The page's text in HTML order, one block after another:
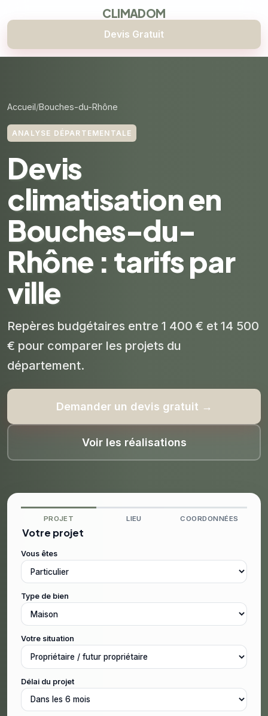
CLIMADOM
Devis Gratuit
Accueil Bouches-du-Rhône
ANALYSE DÉPARTEMENTALE
Devis
climatisation en
Bouches-du-
Rhône : tarifs par
ville
Repères budgétaires entre 1 400 € et 14 500
€ pour comparer les projets du
département.
Demander un devis gratuit →
Voir les réalisations
PROJET LIEU COORDONNÉES
Votre projet
Vous êtes
Type de bien
Votre situation
Délai du projet